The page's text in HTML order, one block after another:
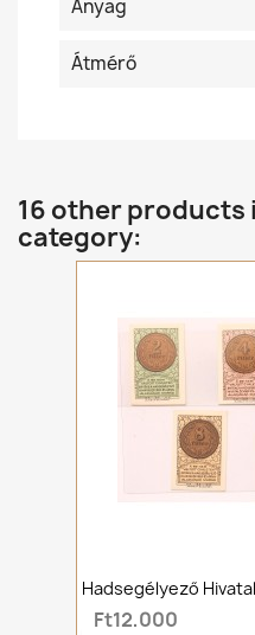
Anyag
Átmérő
16 other products
category:
Hadsegélyező
Ft12,000